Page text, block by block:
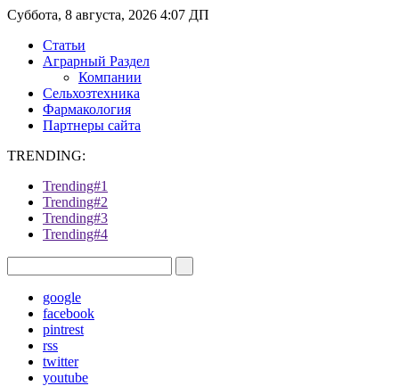
Суббота, 8 августа, 2026 4:07 ДП
Статьи
Аграрный Раздел
Компании
Сельхозтехника
Фармакология
Партнеры сайта
TRENDING:
Trending#1
Trending#2
Trending#3
Trending#4
google
facebook
pintrest
rss
twitter
youtube